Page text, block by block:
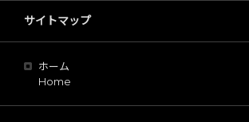
サイトマップ
ホーム
Home